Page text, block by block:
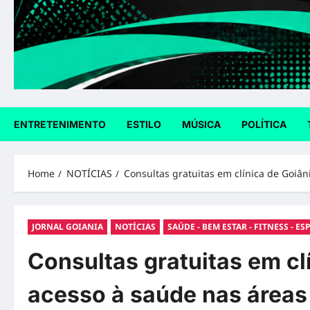
ENTRETENIMENTO ESTILO MÚSICA POLÍTICA
Home NOTÍCIAS Consultas gratuitas em clínica de
JORNAL GOIANIA NOTÍCIAS SAÚDE - BEM ESTAR - FITNESS -
Consultas gratuitas em
acesso à saúde nas